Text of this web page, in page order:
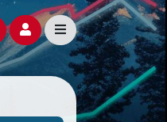
öffnenSeitennavigation